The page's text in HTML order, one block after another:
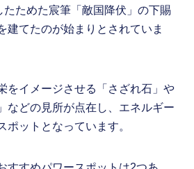
ためた宸筆「敵国降伏」の下賜
建てたのが始まりとされていま
をイメージさせる「さざれ石」や
などの見所が点在し、エネルギー
ポットとなっています。